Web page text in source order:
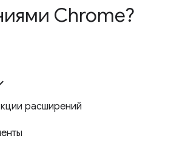
Chrome?
расширений